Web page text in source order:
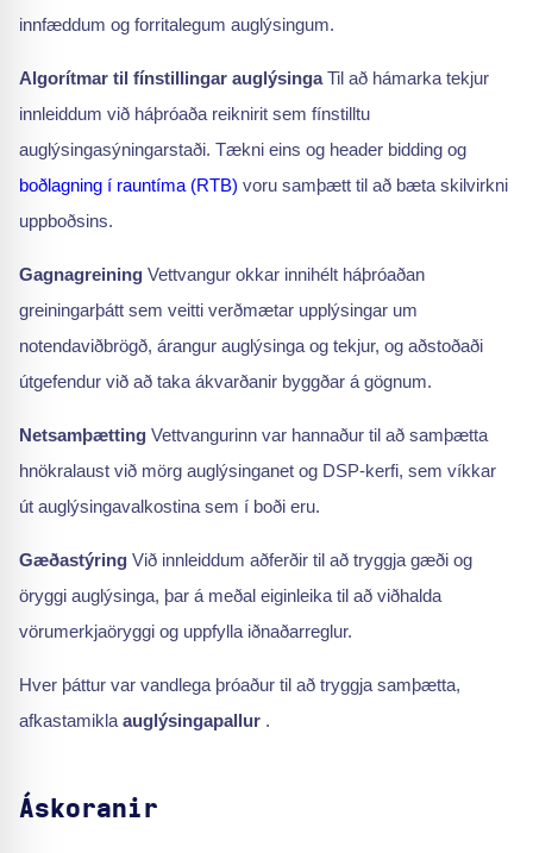
innfæddum og forritalegum auglýsingum.
Algorítmar til fínstillingar auglýsingaTil að hámarka tekjur
innleiddum við háþróaða reiknirit sem fínstilltu
auglýsingasýningarstaði. Tækni eins og header bidding og
boðlagning í rauntíma (RTB) voru samþætt til að bæta skilvirkni
uppboðsins.
Gagnagreining Vettvangur okkar innihélt háþróaðan
greiningarþátt sem veitti verðmætar upplýsingar um
notendaviðbrögð, árangur auglýsinga og tekjur, og aðstoðaði
útgefendur við að taka ákvarðanir byggðar á gögnum.
Netsamþætting Vettvangurinn var hannaður til að samþætta
hnökralaust við mörg auglýsinganet og DSP-kerfi, sem víkkar
út auglýsingavalkostina sem í boði eru.
Gæðastýring Við innleiddum aðferðir til að tryggja gæði og
öryggi auglýsinga, þar á meðal eiginleika til að viðhalda
vörumerkjaöryggi og uppfylla iðnaðarreglur.
Hver þáttur var vandlega þróaður til að tryggja samþætta,
afkastamikla auglýsingapallur .
Áskoranir